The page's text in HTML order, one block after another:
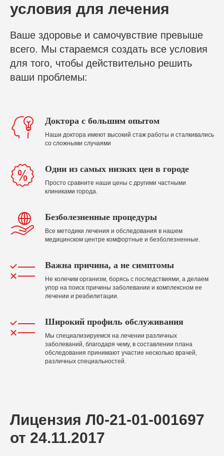
условия для лечения
Ваше здоровье и самочувствие превыше
всего. Мы стараемся создать все условия
для того, чтобы действительно решить
ваши проблемы:
Доктора с большим опытом
Наши доктора имеют высокий стаж работы и сталкивались
со сложными случаями
Одни из самых низких цен в городе
Просто сравните наши цены с другими частными
клиниками города.
Безболезненные процедуры
Все методики лечения и обследования в нашем
медицинском центре комфортные и безболезненные.
Важна причина, а не симптомы
Не колечим организм, борясь с последствиями, а делаем
упор на поиск причины заболевании и комплексном ее
лечении и реабилитации.
Широкий профиль обслуживания
Мы специализируемся на лечении различных
заболеваний, благодаря чему, в составлении плана
обследования принимают участие несколько врачей,
различных специальностей.
Лицензия Л0-21-01-001697
от 24.11.2017